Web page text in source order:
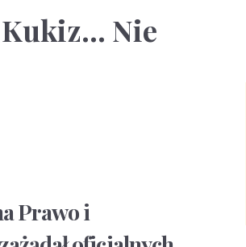
Kukiz… Nie
Prawo i